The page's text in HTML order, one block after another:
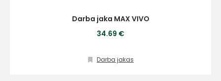
Darba jaka MAX VIVO
34.69 €
Darba jakas